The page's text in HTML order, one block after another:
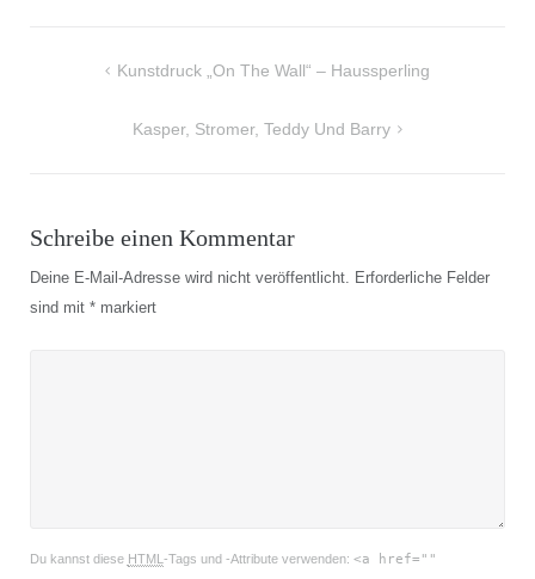
Beitragsnavigation
Kunstdruck „On The Wall“ – Haussperling
Kasper, Stromer, Teddy Und Barry
Schreibe einen Kommentar
Deine E-Mail-Adresse wird nicht veröffentlicht. Erforderliche Felder
sind mit *markiert
Du kannst diese HTML -Tags und -Attribute verwenden: <a href=""